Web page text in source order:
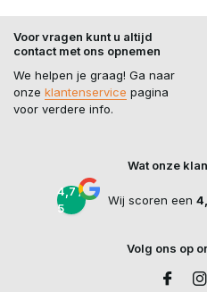
Voor vragen kunt u altijd
contact met ons opnemen
We helpen je graag! Ga naar
onze klantenservice pagina
voor verdere info.
Wat onze
4,7 /
5
Wij scoren een
Volg ons op